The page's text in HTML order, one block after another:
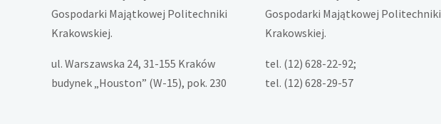
Gospodarki Majątkowej Politechniki
Krakowskiej.
ul. Warszawska 24, 31-155 Kraków
budynek „Houston” (W-15), pok. 230
Gospodarki Majątkowej Politechniki
Krakowskiej.
tel. (12) 628-22-92;
tel. (12) 628-29-57